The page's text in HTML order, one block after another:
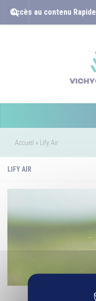
Accès au contenu Rapide
Accueil » Lify Air
LIFY AIR